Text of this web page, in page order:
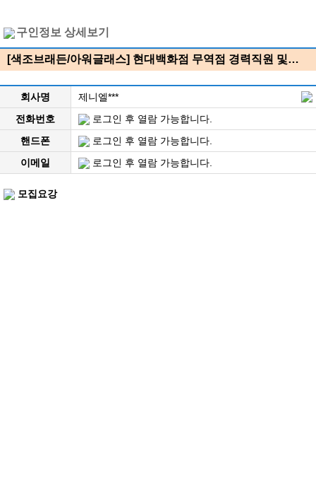
구인정보 상세보기
[색조브래든/아워글래스] 현대백화점 무역점 경력직원 및…
회사명
제니엘***
전화번호
로그인 후 열람 가능합니다.
핸드폰
로그인 후 열람 가능합니다.
이메일
로그인 후 열람 가능합니다.
모집요강